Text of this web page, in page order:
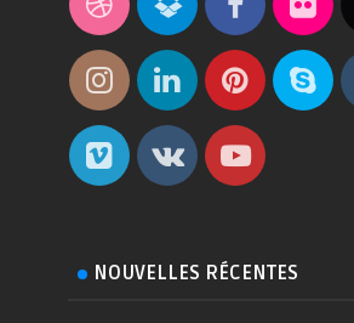
NOUVELLES RÉCENTES